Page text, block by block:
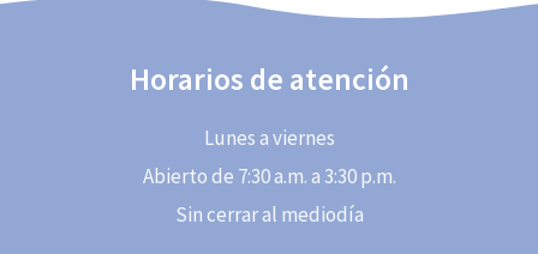
Horarios de atención
Lunes a viernes
Abierto de 7:30 a.m. a 3:30 p.m.
Sin cerrar al mediodía